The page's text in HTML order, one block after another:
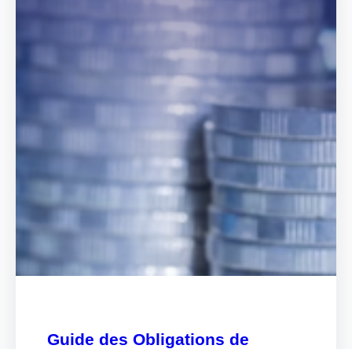
Guide des Obligations de